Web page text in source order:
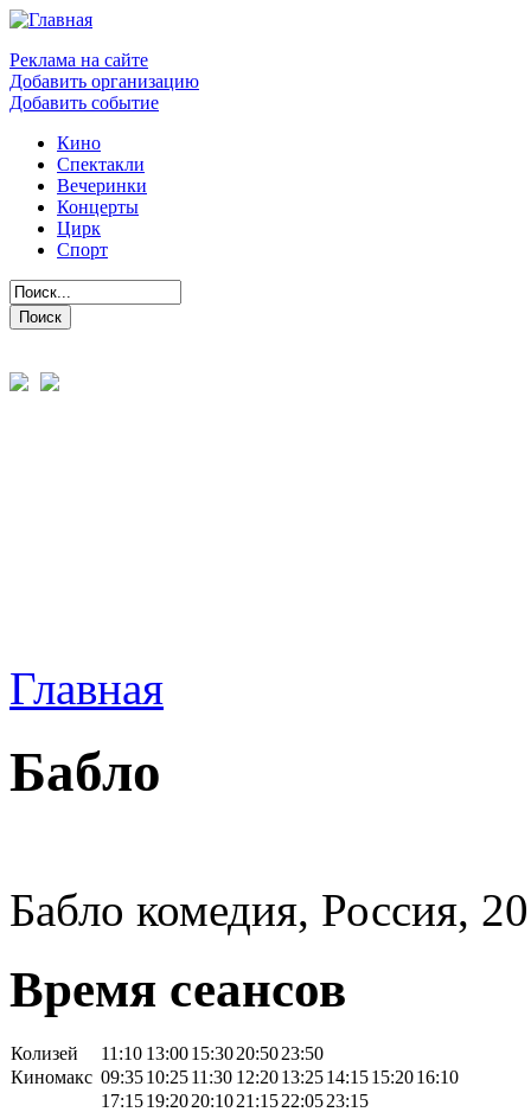
Реклама на сайте
Добавить организацию
Добавить событие
Кино
Спектакли
Вечеринки
Концерты
Цирк
Спорт
Главная
Бабло
Бабло комедия, Россия,
Время сеансов
Колизей 11:10 13:0015:3020:5023:50
Киномакс 09:3510:2511:30 12:2013:2514:1515:2016:10
17:1519:2020:1021:1522:0523:15